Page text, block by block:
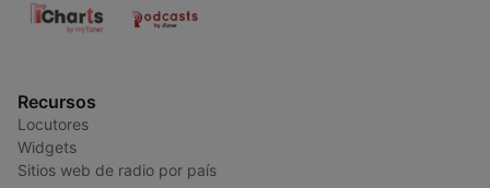
Recursos
Locutores
Widgets
Sitios web de radio por país